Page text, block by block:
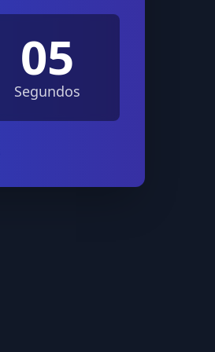
05
Segundos